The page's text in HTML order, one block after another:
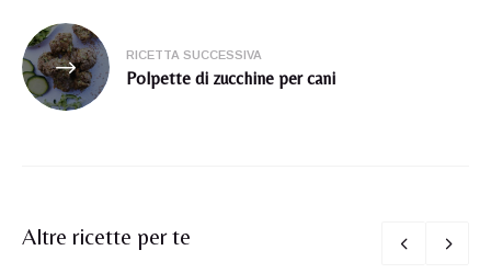
RICETTA SUCCESSIVA
Polpette di zucchine per cani
Altre ricette per te